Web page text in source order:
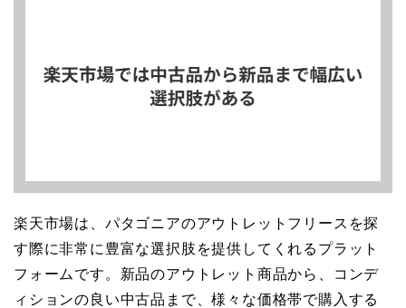
楽天市場は、パタゴニアのアウトレットフリースを探
す際に非常に豊富な選択肢を提供してくれるプラット
フォームです。新品のアウトレット商品から、コンデ
ィションの良い中古品まで、様々な価格帯で購入する